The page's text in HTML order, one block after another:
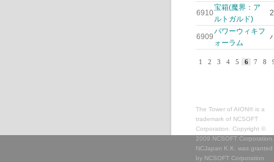
6910
宝箱(魔界：ア
ルトガルド)
6909
パワーウィキフ
ォーラム
1 2 3 4 5 6 7 8
The Tower of AION® is a
trademark of NCSOFT
Corporation. Copyright ©
2009 NCSOFT Corporation.
NCJapan K.K. was granted
by NCSOFT Corporation